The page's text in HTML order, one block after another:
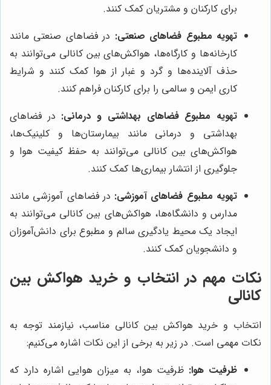
برای کارکنان و مشتریان کمک کنند.
تهویه مطبوع فضاهای صنعتی: در فضاهای صنعتی مانند
کارخانه‌ها و کارگاه‌ها، هواکش‌های بین کانالی می‌توانند به
حذف آلاینده‌ها و گرد و غبار از هوا کمک کنند و شرایط
کاری ایمن و سالمی را برای کارکنان فراهم کنند.
تهویه مطبوع فضاهای بهداشتی و درمانی: در فضاهای
بهداشتی و درمانی مانند بیمارستان‌ها و کلینیک‌ها،
هواکش‌های بین کانالی می‌توانند به حفظ کیفیت هوا و
جلوگیری از انتشار بیماری‌ها کمک کنند.
تهویه مطبوع فضاهای آموزشی: در فضاهای آموزشی مانند
مدارس و دانشگاه‌ها، هواکش‌های بین کانالی می‌توانند به
ایجاد یک محیط یادگیری سالم و مطبوع برای دانش‌آموزان
و دانشجویان کمک کنند.
نکات مهم در انتخاب و خرید هواکش بین
کانالی
انتخاب و خرید هواکش بین کانالی مناسب، نیازمند توجه به
نکات مهمی است. در زیر به برخی از این نکات اشاره می‌کنیم:
ظرفیت هوا: ظرفیت هوا، به میزان هوایی اشاره دارد که